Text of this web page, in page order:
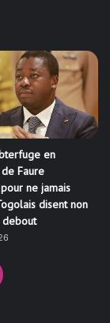
en
Faure
ne jamais
disent non